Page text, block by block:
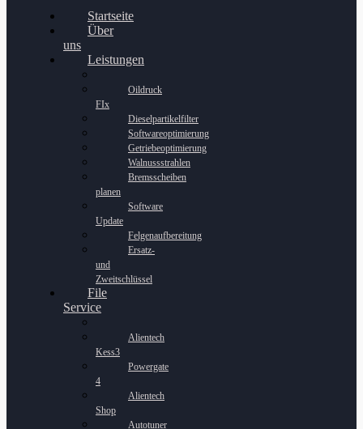
Startseite
Über
uns
Leistungen
Oildruck
FIx
Dieselpartikelfilter
Softwareoptimierung
Getriebeoptimierung
Walnussstrahlen
Bremsscheiben
planen
Software
Update
Felgenaufbereitung
Ersatz-
und
Zweitschlüssel
File
Service
Alientech
Kess3
Powergate
4
Alientech
Shop
Autotuner